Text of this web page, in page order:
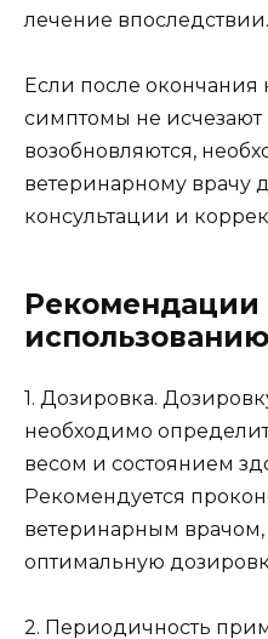
лечение впоследствии.
Если после окончания
симптомы не исчезают
возобновляются,
ветеринарному врачу
консультации и
Рекомендации
1. Дозировка.
необходимо
весом и состоянием
Рекомендуется
ветеринарным
оптимальную
2. Периодичность